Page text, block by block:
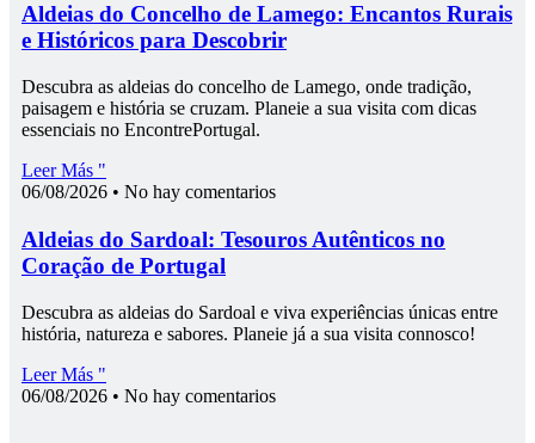
Aldeias do Concelho de Lamego: Encantos Rurais
e Históricos para Descobrir
Descubra as aldeias do concelho de Lamego, onde tradição,
paisagem e história se cruzam. Planeie a sua visita com dicas
essenciais no EncontrePortugal.
Leer Más "
06/08/2026
No hay comentarios
Aldeias do Sardoal: Tesouros Autênticos no
Coração de Portugal
Descubra as aldeias do Sardoal e viva experiências únicas entre
história, natureza e sabores. Planeie já a sua visita connosco!
Leer Más "
06/08/2026
No hay comentarios